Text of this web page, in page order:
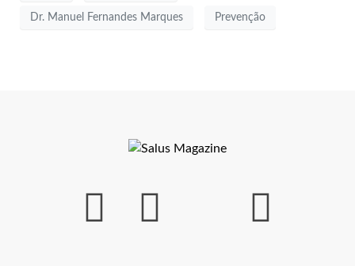
Dr. Manuel Fernandes Marques Prevenção